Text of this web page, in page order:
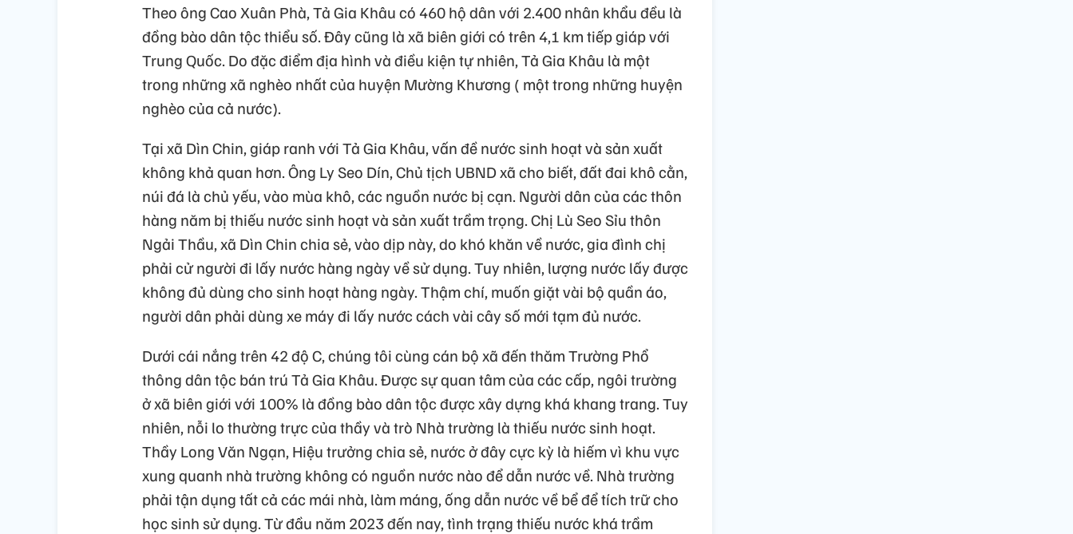
Theo ông Cao Xuân Phà, Tả Gia Khâu có 460 hộ dân với 2.400 nhân khẩu đều là
đồng bào dân tộc thiểu số. Đây cũng là xã biên giới có trên 4,1 km tiếp giáp với
Trung Quốc. Do đặc điểm địa hình và điều kiện tự nhiên, Tả Gia Khâu là một
trong những xã nghèo nhất của huyện Mường Khương ( một trong những huyện
nghèo của cả nước).
Tại xã Dìn Chin, giáp ranh với Tả Gia Khâu, vấn đề nước sinh hoạt và sản xuất
không khả quan hơn. Ông Ly Seo Dín, Chủ tịch UBND xã cho biết, đất đai khô cằn,
núi đá là chủ yếu, vào mùa khô, các nguồn nước bị cạn. Người dân của các thôn
hàng năm bị thiếu nước sinh hoạt và sản xuất trầm trọng. Chị Lù Seo Sỉu thôn
Ngải Thầu, xã Dìn Chin chia sẻ, vào dịp này, do khó khăn về nước, gia đình chị
phải cử người đi lấy nước hàng ngày về sử dụng. Tuy nhiên, lượng nước lấy được
không đủ dùng cho sinh hoạt hàng ngày. Thậm chí, muốn giặt vài bộ quần áo,
người dân phải dùng xe máy đi lấy nước cách vài cây số mới tạm đủ nước.
Dưới cái nắng trên 42 độ C, chúng tôi cùng cán bộ xã đến thăm Trường Phổ
thông dân tộc bán trú Tả Gia Khâu. Được sự quan tâm của các cấp, ngôi trường
ở xã biên giới với 100% là đồng bào dân tộc được xây dựng khá khang trang. Tuy
nhiên, nỗi lo thường trực của thầy và trò Nhà trường là thiếu nước sinh hoạt.
Thầy Long Văn Ngạn, Hiệu trưởng chia sẻ, nước ở đây cực kỳ là hiếm vì khu vực
xung quanh nhà trường không có nguồn nước nào để dẫn nước về. Nhà trường
phải tận dụng tất cả các mái nhà, làm máng, ống dẫn nước về bể để tích trữ cho
học sinh sử dụng. Từ đầu năm 2023 đến nay, tình trạng thiếu nước khá trầm